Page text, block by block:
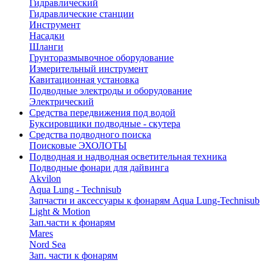
Гидравлический
Гидравлические станции
Инструмент
Насадки
Шланги
Грунторазмывочное оборудование
Измерительный инструмент
Кавитационная установка
Подводные электроды и оборудование
Электрический
Средства передвижения под водой
Буксировщики подводные - скутера
Средства подводного поиска
Поисковые ЭХОЛОТЫ
Подводная и надводная осветительная техника
Подводные фонари для дайвинга
Akvilon
Aqua Lung - Technisub
Запчасти и аксессуары к фонарям Aqua Lung-Technisub
Light & Motion
Зап.части к фонарям
Mares
Nord Sea
Зап. части к фонарям